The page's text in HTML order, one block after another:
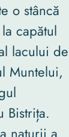
o stâncă
capătul
lacului de
Muntelui,
Bistrița.